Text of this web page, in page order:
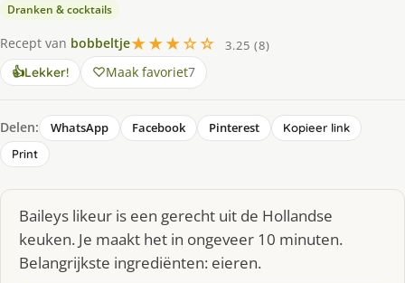
Dranken & cocktails
Recept van bobbeltje★★★☆☆
3.25 (8)
👍Lekker! Maak favoriet7
Delen: WhatsApp Facebook Pinterest
Kopieer link
Print
Baileys likeur is een gerecht uit de Hollandse
keuken. Je maakt het in ongeveer 10 minuten.
Belangrijkste ingrediënten: eieren.